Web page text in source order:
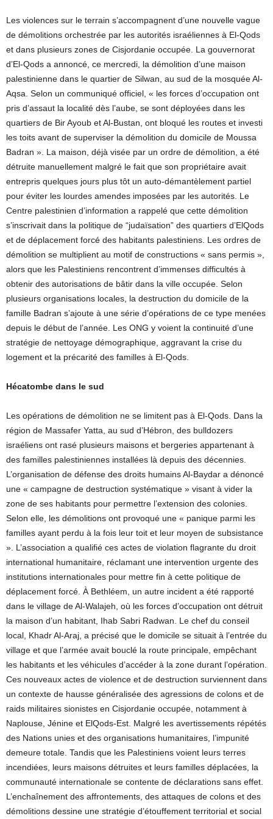
Les violences sur le terrain s’accompagnent d’une nouvelle vague
de démolitions orchestrée par les autorités israéliennes à El-Qods
et dans plusieurs zones de Cisjordanie occupée. La gouvernorat
d’El-Qods a annoncé, ce mercredi, la démolition d’une maison
palestinienne dans le quartier de Silwan, au sud de la mosquée Al-
Aqsa. Selon un communiqué officiel, « les forces d’occupation ont
pris d’assaut la localité dès l’aube, se sont déployées dans les
quartiers de Bir Ayoub et Al-Bustan, ont bloqué les routes et investi
les toits avant de superviser la démolition du domicile de Moussa
Badran ». La maison, déjà visée par un ordre de démolition, a été
détruite manuellement malgré le fait que son propriétaire avait
entrepris quelques jours plus tôt un auto-démantèlement partiel
pour éviter les lourdes amendes imposées par les autorités. Le
Centre palestinien d’information a rappelé que cette démolition
s’inscrivait dans la politique de “judaïsation” des quartiers d’ElQods
et de déplacement forcé des habitants palestiniens. Les ordres de
démolition se multiplient au motif de constructions « sans permis »,
alors que les Palestiniens rencontrent d’immenses difficultés à
obtenir des autorisations de bâtir dans la ville occupée. Selon
plusieurs organisations locales, la destruction du domicile de la
famille Badran s’ajoute à une série d’opérations de ce type menées
depuis le début de l’année. Les ONG y voient la continuité d’une
stratégie de nettoyage démographique, aggravant la crise du
logement et la précarité des familles à El-Qods.
Hécatombe dans le sud
Les opérations de démolition ne se limitent pas à El-Qods. Dans la
région de Massafer Yatta, au sud d’Hébron, des bulldozers
israéliens ont rasé plusieurs maisons et bergeries appartenant à
des familles palestiniennes installées là depuis des décennies.
L’organisation de défense des droits humains Al-Baydar a dénoncé
une « campagne de destruction systématique » visant à vider la
zone de ses habitants pour permettre l’extension des colonies.
Selon elle, les démolitions ont provoqué une « panique parmi les
familles ayant perdu à la fois leur toit et leur moyen de subsistance
». L’association a qualifié ces actes de violation flagrante du droit
international humanitaire, réclamant une intervention urgente des
institutions internationales pour mettre fin à cette politique de
déplacement forcé. À Bethléem, un autre incident a été rapporté
dans le village de Al-Walajeh, où les forces d’occupation ont détruit
la maison d’un habitant, Ihab Sabri Radwan. Le chef du conseil
local, Khadr Al-Araj, a précisé que le domicile se situait à l’entrée du
village et que l’armée avait bouclé la route principale, empêchant
les habitants et les véhicules d’accéder à la zone durant l’opération.
Ces nouveaux actes de violence et de destruction surviennent dans
un contexte de hausse généralisée des agressions de colons et de
raids militaires sionistes en Cisjordanie occupée, notamment à
Naplouse, Jénine et ElQods-Est. Malgré les avertissements répétés
des Nations unies et des organisations humanitaires, l’impunité
demeure totale. Tandis que les Palestiniens voient leurs terres
incendiées, leurs maisons détruites et leurs familles déplacées, la
communauté internationale se contente de déclarations sans effet.
L’enchaînement des affrontements, des attaques de colons et des
démolitions dessine une stratégie d’étouffement territorial et social